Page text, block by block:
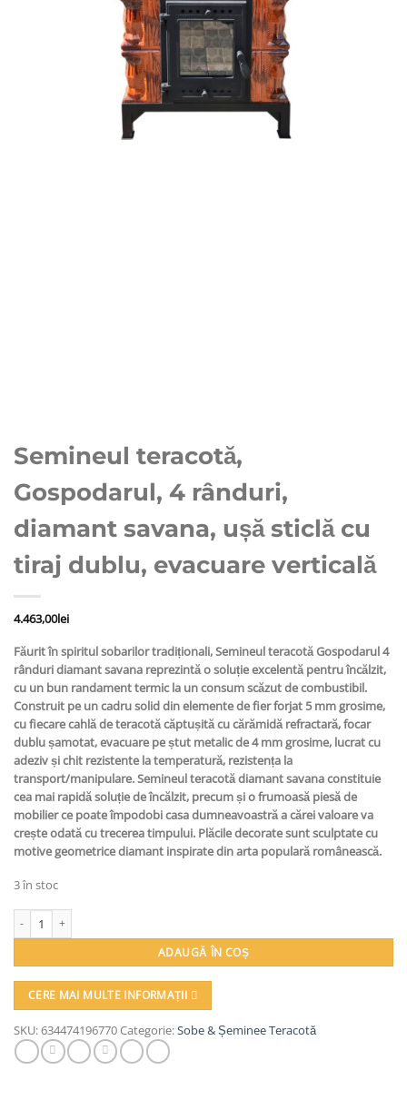
Semineul teracotă,
Gospodarul, 4 rânduri,
diamant savana, ușă sticlă cu
tiraj dublu, evacuare verticală
4.463,00lei
Făurit în spiritul sobarilor tradiționali, Semineul teracotă Gospodarul 4
rânduri diamant savana reprezintă o soluție excelentă pentru încălzit,
cu un bun randament termic la un consum scăzut de combustibil.
Construit pe un cadru solid din elemente de fier forjat 5 mm grosime,
cu fiecare cahlă de teracotă căptușită cu cărămidă refractară, focar
dublu șamotat, evacuare pe ștut metalic de 4 mm grosime, lucrat cu
adeziv și chit rezistente la temperatură, rezistența la
transport/manipulare. Semineul teracotă diamant savana constituie
cea mai rapidă soluție de încălzit, precum și o frumoasă piesă de
mobilier ce poate împodobi casa dumneavoastră a cărei valoare va
crește odată cu trecerea timpului. Plăcile decorate sunt sculptate cu
motive geometrice diamant inspirate din arta populară românească.
3 în stoc
ADAUGĂ ÎN COȘ
CERE MAI MULTE INFORMAȚII
SKU:634474196770Categorie:Sobe & Șeminee Teracotă